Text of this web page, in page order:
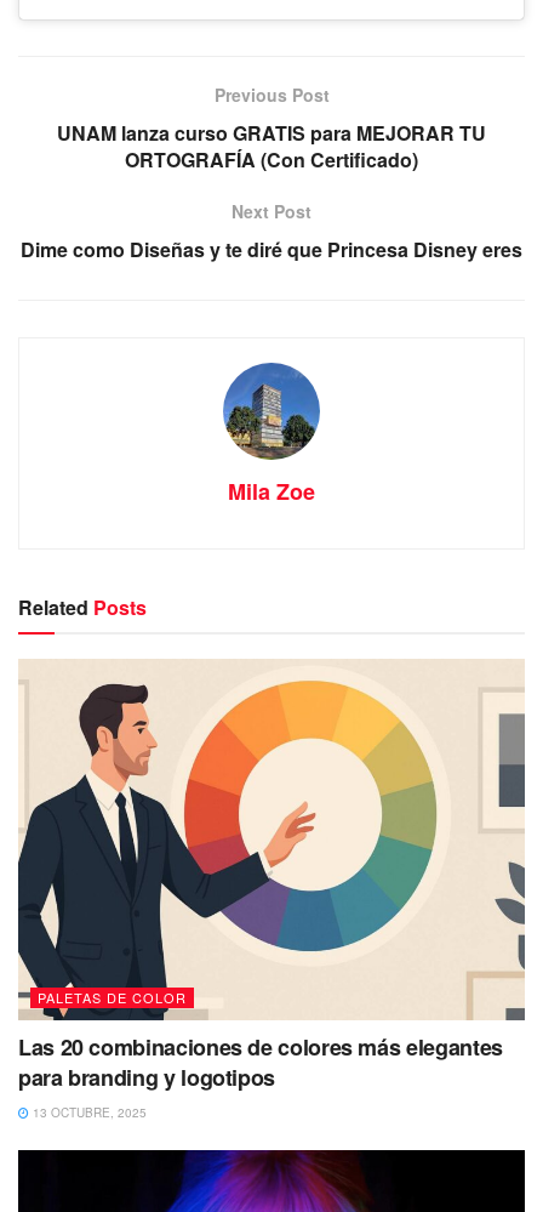
Previous Post
UNAM lanza curso GRATIS para MEJORAR TU
ORTOGRAFÍA (Con Certificado)
Next Post
Dime como Diseñas y te diré que Princesa Disney eres
Mila Zoe
Related Posts
PALETAS DE COLOR
Las 20 combinaciones de colores más elegantes
para branding y logotipos
13 OCTUBRE, 2025